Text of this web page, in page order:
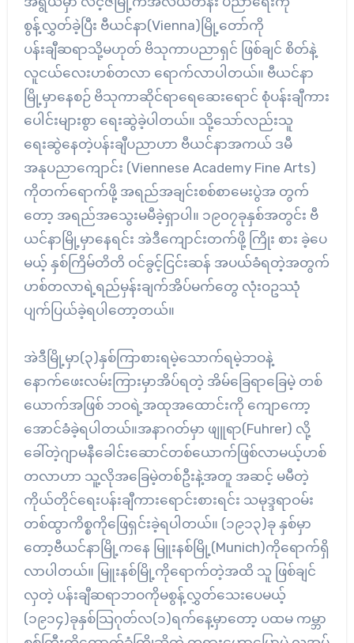
စွန့်လွှတ်ခဲ့ပြီး ဗီယင်နာ(Vienna)မြို့တော်ကို
ပန်းချီဆရာသို့မဟုတ် ဗိသုကာပညာရှင် ဖြစ်ချင် စိတ်နဲ့
လူငယ်လေးဟစ်တလာ ရောက်လာပါတယ်။ ဗီယင်နာ
မြို့မှာနေစဉ် ဗိသုကာဆိုင်ရာရေဆေးရောင် စုံပန်းချီကား
ပေါင်းများစွာ ရေးဆွဲခဲ့ပါတယ်။ သို့သော်လည်းသူ
ရေးဆွဲနေတဲ့ပန်းချီပညာဟာ ဗီယင်နာအကယ် ဒမီ
အနုပညာကျောင်း (Viennese Academy Fine Arts)
ကိုတက်ရောက်ဖို့ အရည်အချင်းစစ်စာမေးပွဲအ တွက်
တော့ အရည်အသွေးမမီခဲ့ရှာပါ။ ၁၉၀၇ခုနှစ်အတွင်း ဗီ
ယင်နာမြို့မှာနေရင်း အဲဒီကျောင်းတက်ဖို့ ကြိုး စား ခဲ့ပေ
မယ့် နှစ်ကြိမ်တိတိ ဝင်ခွင့်ငြင်းဆန် အပယ်ခံရတဲ့အတွက်
ဟစ်တလာရဲ့ရည်မှန်းချက်အိပ်မက်တွေ လုံးဝဥဿုံ
ပျက်ပြယ်ခဲ့ရပါတော့တယ်။
အဲဒီမြို့မှာ(၃)နှစ်ကြာစားရမဲ့သောက်ရမဲ့ဘဝနဲ့
နောက်ဖေးလမ်းကြားမှာအိပ်ရတဲ့ အိမ်ခြေရာခြေမဲ့ တစ်
ယောက်အဖြစ် ဘဝရဲ့အထုအထောင်းကို ကျောကော့
အောင်ခံခဲ့ရပါတယ်။အနာဂတ်မှာ ဖျူရာ(Fuhrer) လို့
ခေါ်တဲ့ဂျာမနီခေါင်းဆောင်တစ်ယောက်ဖြစ်လာမယ့်ဟစ်
တလာဟာ သူ့လိုအခြေမဲ့တစ်ဦးနဲ့အတူ အဆင့် မမီတဲ့
ကိုယ်တိုင်ရေးပန်းချီကားရောင်းစားရင်း သမုဒ္ဒရာဝမ်း
တစ်ထွာကိစ္စကိုဖြေရှင်းခဲ့ရပါတယ်။ (၁၉၁၃)ခု နှစ်မှာ
တော့ဗီယင်နာမြို့ကနေ မြူးနစ်မြို့(Munich)ကိုရောက်ရှိ
လာပါတယ်။ မြူးနစ်မြို့ကိုရောက်တဲ့အထိ သူ ဖြစ်ချင်
လှတဲ့ ပန်းချီဆရာဘဝကိုမစွန့်လွှတ်သေးပေမယ့်
(၁၉၁၄)ခုနှစ်သြဂုတ်လ(၁)ရက်နေ့မှာတော့ ပထမ ကမ္ဘာ